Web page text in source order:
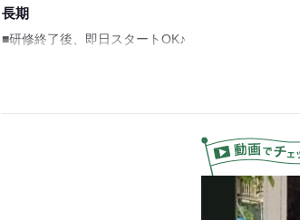
・自衛消防技術認定
・交通誘導１・2級検定
長期
■研修終了後、即日スタートOK♪